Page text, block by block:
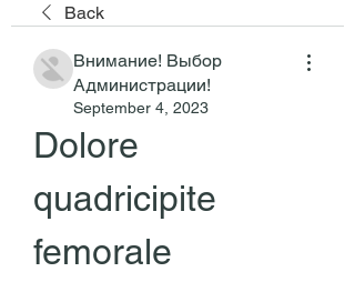
Back
Внимание! Выбор
Администрации!
September 4, 2023
Dolore
quadricipite
femorale